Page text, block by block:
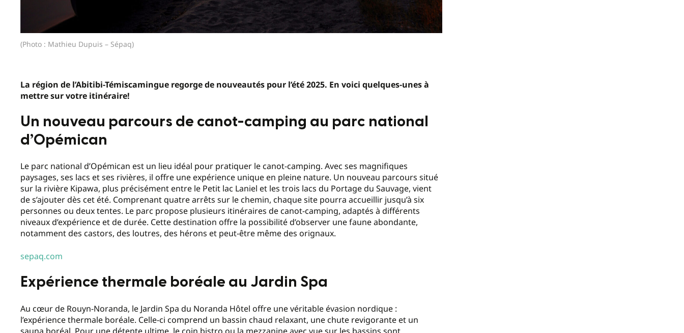
(Photo : Mathieu Dupuis – Sépaq)
La région de l’Abitibi-Témiscamingue regorge de nouveautés pour l’été 2025. En voici quelques-unes à
mettre sur votre itinéraire!
Un nouveau parcours de canot-camping au parc national
d’Opémican
Le parc national d’Opémican est un lieu idéal pour pratiquer le canot-camping. Avec ses magnifiques
paysages, ses lacs et ses rivières, il offre une expérience unique en pleine nature. Un nouveau parcours situé
sur la rivière Kipawa, plus précisément entre le Petit lac Laniel et les trois lacs du Portage du Sauvage, vient
de s’ajouter dès cet été. Comprenant quatre arrêts sur le chemin, chaque site pourra accueillir jusqu’à six
personnes ou deux tentes. Le parc propose plusieurs itinéraires de canot-camping, adaptés à différents
niveaux d’expérience et de durée. Cette destination offre la possibilité d’observer une faune abondante,
notamment des castors, des loutres, des hérons et peut-être même des orignaux.
sepaq.com
Expérience thermale boréale au Jardin Spa
Au cœur de Rouyn-Noranda, le Jardin Spa du Noranda Hôtel offre une véritable évasion nordique :
l’expérience thermale boréale. Celle-ci comprend un bassin chaud relaxant, une chute revigorante et un